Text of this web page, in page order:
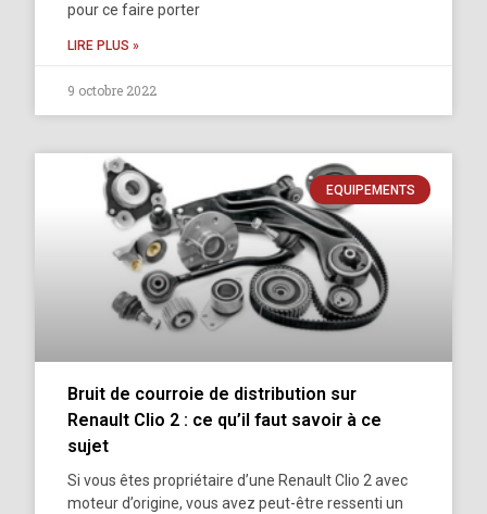
pour ce faire porter
LIRE PLUS »
9 octobre 2022
EQUIPEMENTS
Bruit de courroie de distribution sur
Renault Clio 2 : ce qu’il faut savoir à ce
sujet
Si vous êtes propriétaire d’une Renault Clio 2 avec
moteur d’origine, vous avez peut-être ressenti un